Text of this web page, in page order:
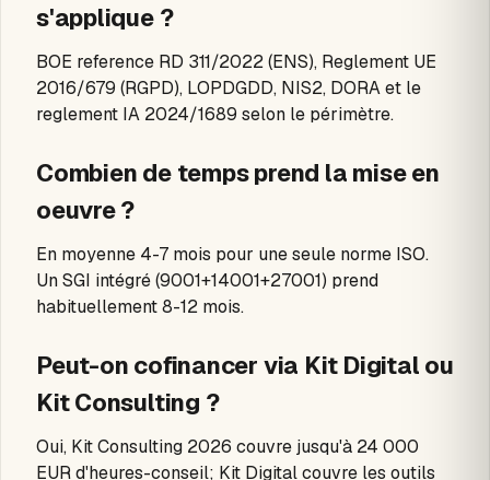
s'applique ?
BOE reference RD 311/2022 (ENS), Reglement UE
2016/679 (RGPD), LOPDGDD, NIS2, DORA et le
reglement IA 2024/1689 selon le périmètre.
Combien de temps prend la mise en
oeuvre ?
En moyenne 4-7 mois pour une seule norme ISO.
Un SGI intégré (9001+14001+27001) prend
habituellement 8-12 mois.
Peut-on cofinancer via Kit Digital ou
Kit Consulting ?
Oui, Kit Consulting 2026 couvre jusqu'à 24 000
EUR d'heures-conseil; Kit Digital couvre les outils